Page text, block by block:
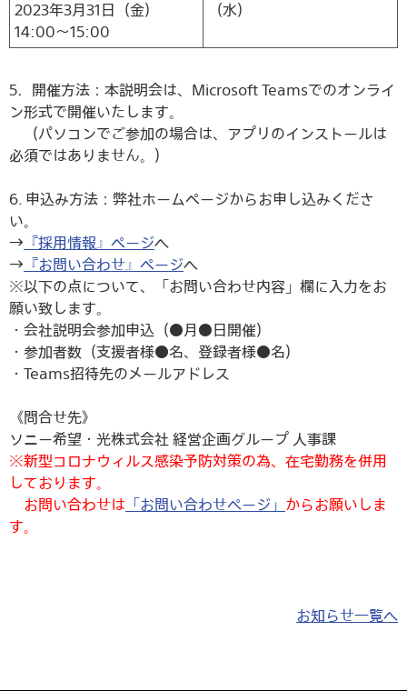
2023年3月31日（金）
14:00～15:00
（水）
5．開催方法：本説明会は、Microsoft Teamsでのオンライ
ン形式で開催いたします。
（パソコンでご参加の場合は、アプリのインストールは
必須ではありません。）
6. 申込み方法：弊社ホームページからお申し込みくださ
い。
→ 『採用情報』ページへ
→ 『お問い合わせ』ページへ
※以下の点について、「お問い合わせ内容」欄に入力をお
願い致します。
・会社説明会参加申込（●月●日開催）
・参加者数（支援者様●名、登録者様●名）
・Teams招待先のメールアドレス
《問合せ先》
ソニー希望・光株式会社 経営企画グループ 人事課
※新型コロナウィルス感染予防対策の為、在宅勤務を併用
しております。
お問い合わせは 「お問い合わせページ」 からお願いしま
す。
お知らせ一覧へ